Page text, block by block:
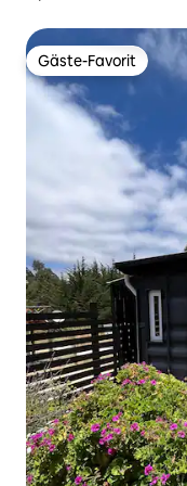
Gäste-Favorit
Gäste-Favorit